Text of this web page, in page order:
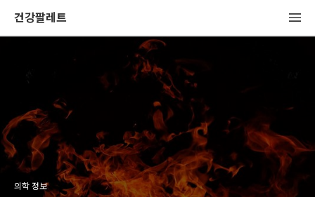
건강팔레트
의학 정보